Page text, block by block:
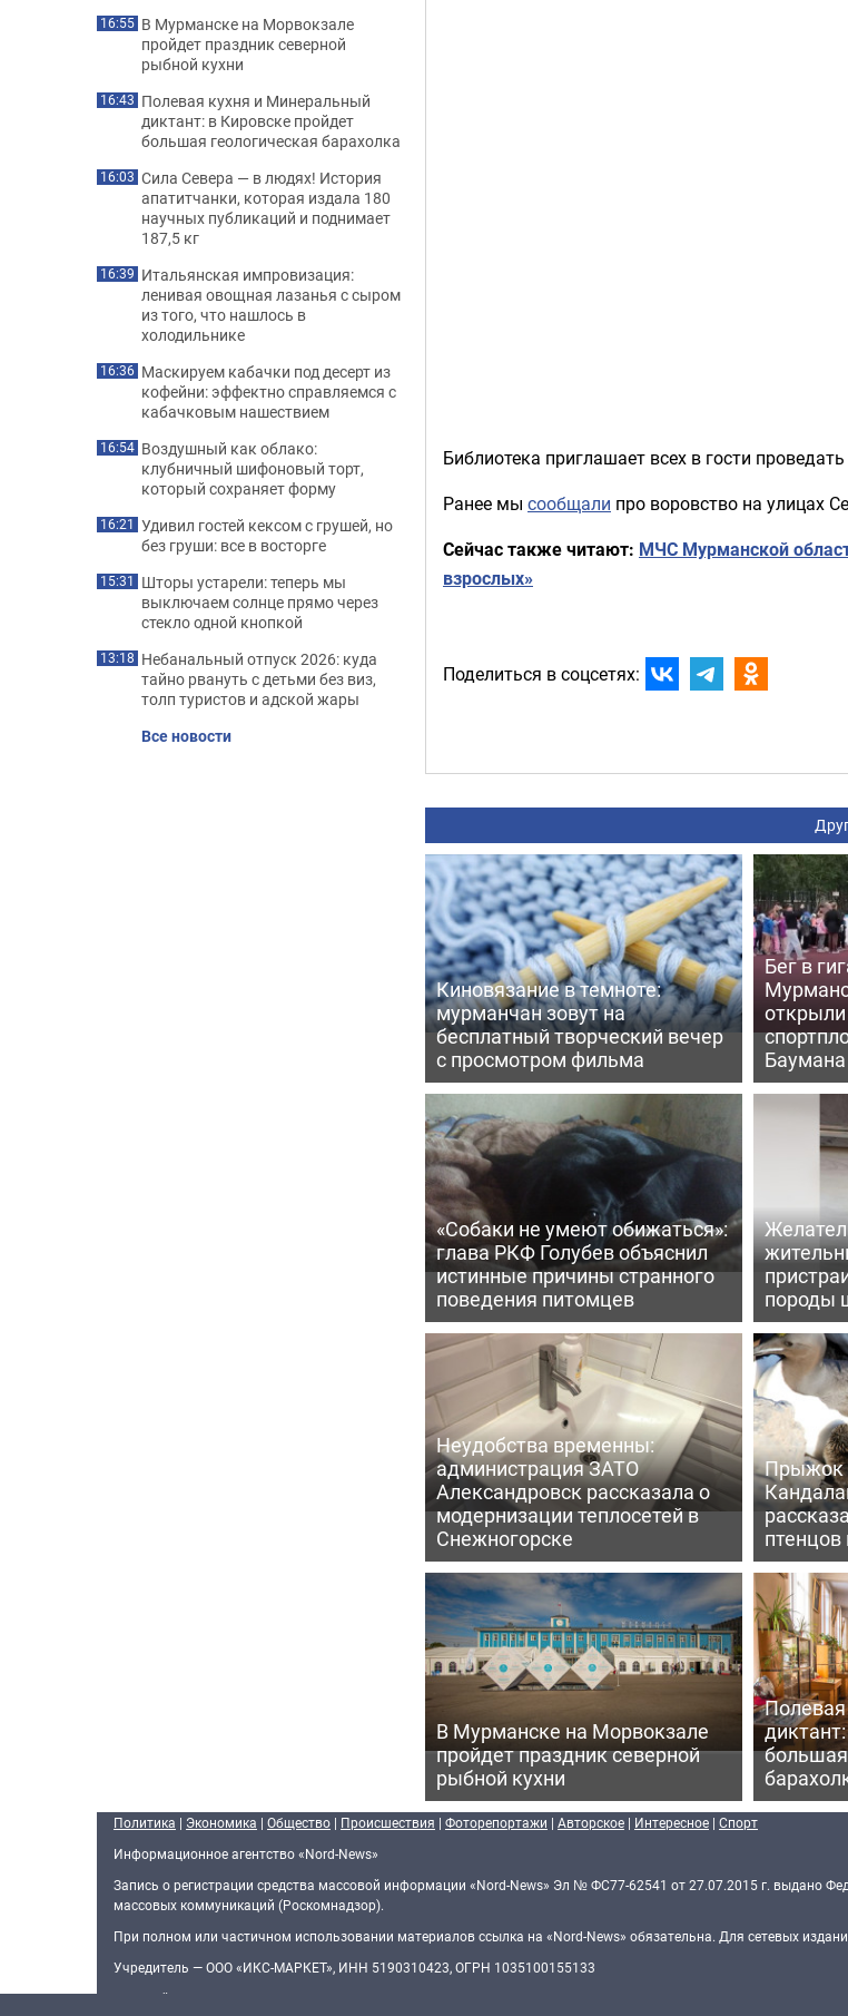
Библиотека приглашает всех в гости
Ранее мы сообщали про воровство на улицах
Сейчас также читают: МЧС Мурманской
взрослых»
Поделиться в соцсетях:
Киновязание в темноте:
мурманчан зовут на
бесплатный творческий вечер
с просмотром фильма
Бег в
Баумана
«Собаки не умеют обижаться»:
глава РКФ Голубев объяснил
истинные причины странного
поведения питомцев
породы
Неудобства временны:
администрация ЗАТО
Александровск рассказала о
модернизации теплосетей в
Снежногорске
Прыжок
В Мурманске на Морвокзале
пройдет праздник северной
рыбной кухни
16:55 В Мурманске на Морвокзале
пройдет праздник северной
рыбной кухни
16:43 Полевая кухня и Минеральный
диктант: в Кировске пройдет
большая геологическая барахолка
16:03 Сила Севера — в людях! История
апатитчанки, которая издала 180
научных публикаций и поднимает
187,5 кг
16:39 Итальянская импровизация:
ленивая овощная лазанья с сыром
из того, что нашлось в
холодильнике
16:36 Маскируем кабачки под десерт из
кофейни: эффектно справляемся с
кабачковым нашествием
16:54 Воздушный как облако:
клубничный шифоновый торт,
который сохраняет форму
16:21 Удивил гостей кексом с грушей, но
без груши: все в восторге
15:31 Шторы устарели: теперь мы
выключаем солнце прямо через
стекло одной кнопкой
13:18 Небанальный отпуск 2026: куда
тайно рвануть с детьми без виз,
толп туристов и адской жары
Все новости
Политика | Экономика | Общество | Происшествия | Фоторепортажи | Авторское | Интересное | Спорт
Информационное агентство «Nord-News»
Запись о регистрации средства массовой информации «Nord-News» Эл № ФС77-62541 от 27.07.2015 г. выдано
массовых коммуникаций (Роскомнадзор).
При полном или частичном использовании материалов ссылка на «Nord-News» обязательна. Для сетевых
Учредитель — ООО «ИКС-МАРКЕТ», ИНН 5190310423, ОГРН 1035100155133
Главный редактор — Голямин Максим Сергеевич